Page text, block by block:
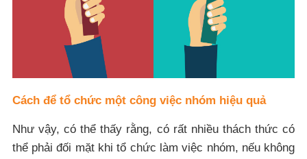
Cách để tổ chức một công việc nhóm hiệu quả
Như vậy, có thể thấy rằng, có rất nhiều thách thức có
thể phải đối mặt khi tổ chức làm việc nhóm, nếu không